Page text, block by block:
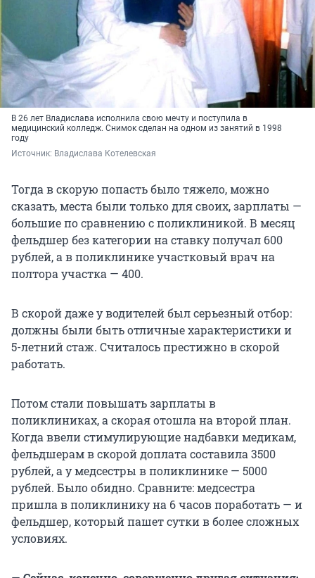
В 26 лет Владислава исполнила свою мечту и поступила в
медицинский колледж. Снимок сделан на одном из занятий в 1998
году
Источник: Владислава Котелевская
Тогда в скорую попасть было тяжело, можно
сказать, места были только для своих, зарплаты —
большие по сравнению с поликлиникой. В месяц
фельдшер без категории на ставку получал 600
рублей, а в поликлинике участковый врач на
полтора участка — 400.
В скорой даже у водителей был серьезный отбор:
должны были быть отличные характеристики и
5-летний стаж. Считалось престижно в скорой
работать.
Потом стали повышать зарплаты в
поликлиниках, а скорая отошла на второй план.
Когда ввели стимулирующие надбавки медикам,
фельдшерам в скорой доплата составила 3500
рублей, а у медсестры в поликлинике — 5000
рублей. Было обидно. Сравните: медсестра
пришла в поликлинику на 6 часов поработать — и
фельдшер, который пашет сутки в более сложных
условиях.